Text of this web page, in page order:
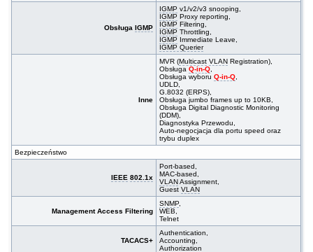
ObsługaIGMP
IGMP v1/v2/v3 snooping,
IGMP Proxy reporting,
IGMP Filtering,
IGMP Throttling,
IGMP Immediate Leave,
IGMP Querier
Inne
MVR (Multicast VLAN Registration),
ObsługaQ-in-Q,
Obsługa wyboruQ-in-Q,
UDLD,
G.8032 (ERPS),
Obsługa jumbo frames up to 10KB,
Obsługa Digital Diagnostic Monitoring
(DDM),
Diagnostyka Przewodu,
Auto-negocjacja dla portu speed oraz
trybu duplex
Bezpieczeństwo
IEEE 802.1x
Port-based,
MAC-based,
VLANAssignment,
GuestVLAN
Management Access Filtering
SNMP,
WEB,
Telnet
TACACS+
Authentication,
Accounting,
Authorization